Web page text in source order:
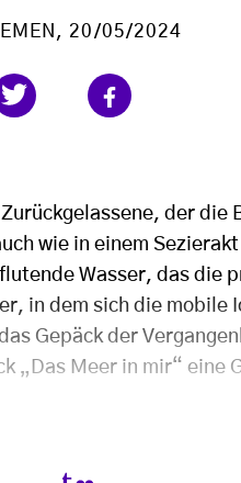
, 20/05/2024
der die
wie in einem
Wasser, das die
in dem sich die
Gepäck der
„Das Meer in mir“ eine